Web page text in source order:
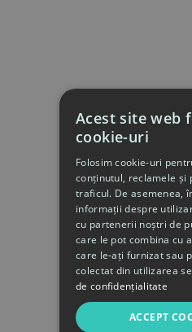
Acest site web
cookie-uri
Folosim cookie-uri
conținutul, reclamele și
traficul. De asemenea,
informații despre
cu partenerii noștri de
care le pot combina cu
care le-ați furnizat sau
colectat din utilizarea
de confidențialitate
ACCEPT